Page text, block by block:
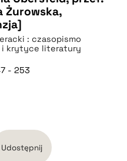
Żurowska,
: czasopismo
i krytyce literatury
- 253
Udostępnij